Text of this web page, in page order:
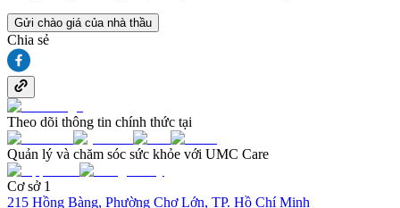
Gửi chào giá của nhà thầu
Chia sẻ
Theo dõi thông tin chính thức tại
Quản lý và chăm sóc sức khỏe với UMC Care
Cơ sở 1
215 Hồng Bàng, Phường Chợ Lớn, TP. Hồ Chí Minh